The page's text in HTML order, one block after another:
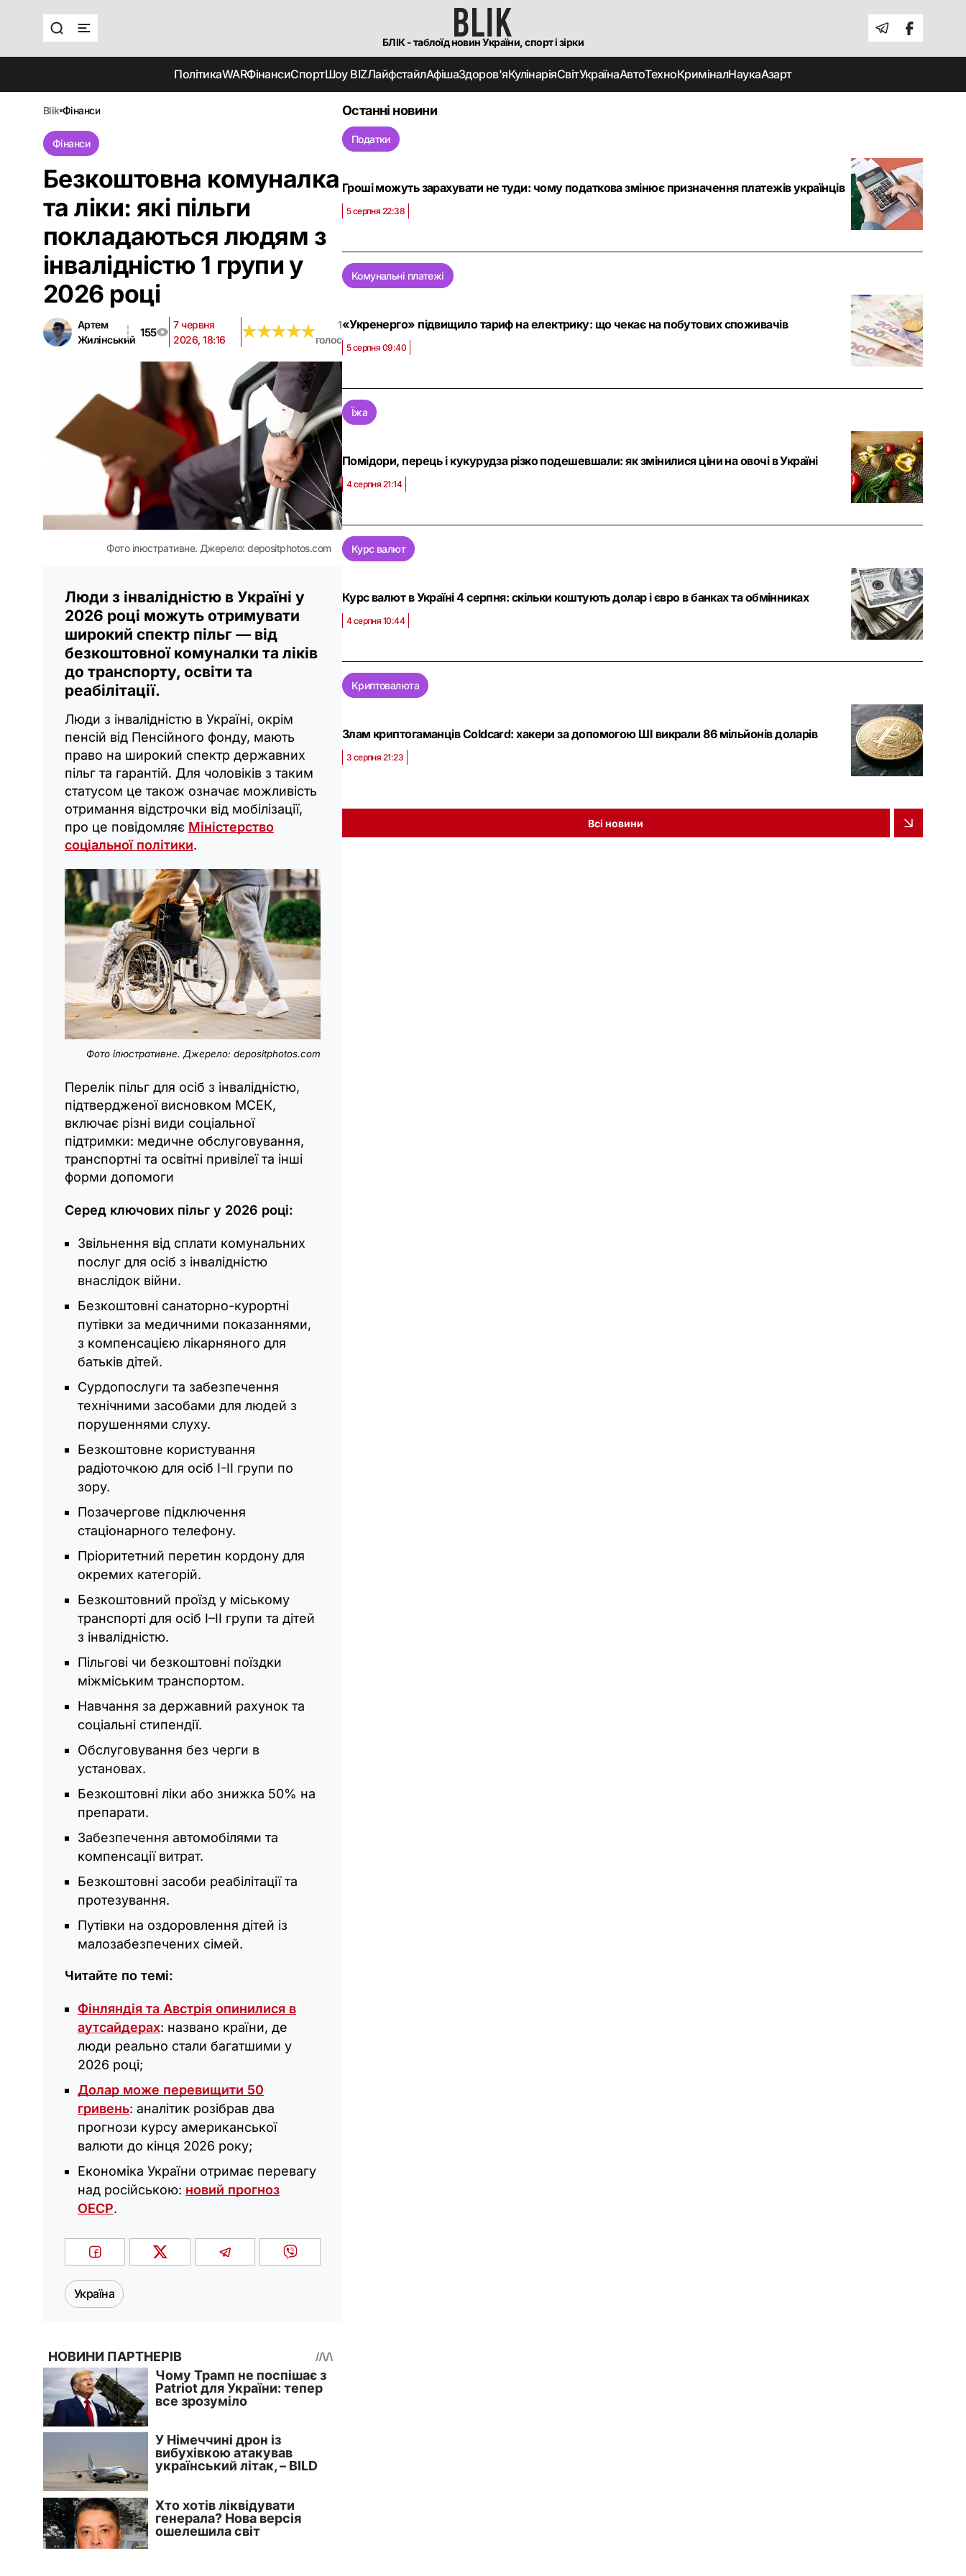
БЛІК - таблоїд новин України, спорт і зірки
ПолітикаWARФінансиСпортШоу BIZЛайфстайлАфішаЗдоров'яКулінаріяСвітУкраїнаАвтоТехноКриміналНаукаАзарт
blik фінанси
Фінанси
Безкоштовна комуналка
та ліки: які пільги
покладаються людям з
інвалідністю 1 групи у
2026 році
Артем
Жилінський
155
7 червня
2026, 18:16
★★★★★
★★★★★
1
голос
Фото ілюстративне. Джерело: depositphotos.com
Люди з інвалідністю в Україні у
2026 році можуть отримувати
широкий спектр пільг — від
безкоштовної комуналки та ліків
до транспорту, освіти та
реабілітації.
Люди з інвалідністю в Україні, окрім
пенсій від Пенсійного фонду, мають
право на широкий спектр державних
пільг та гарантій. Для чоловіків з таким
статусом це також означає можливість
отримання відстрочки від мобілізації,
про це повідомляє Міністерство
соціальної політики.
Фото ілюстративне. Джерело: depositphotos.com
Перелік пільг для осіб з інвалідністю,
підтвердженої висновком МСЕК,
включає різні види соціальної
підтримки: медичне обслуговування,
транспортні та освітні привілеї та інші
форми допомоги
Серед ключових пільг у 2026 році:
Звільнення від сплати комунальних
послуг для осіб з інвалідністю
внаслідок війни.
Безкоштовні санаторно-курортні
путівки за медичними показаннями,
з компенсацією лікарняного для
батьків дітей.
Сурдопослуги та забезпечення
технічними засобами для людей з
порушеннями слуху.
Безкоштовне користування
радіоточкою для осіб І-ІІ групи по
зору.
Позачергове підключення
стаціонарного телефону.
Пріоритетний перетин кордону для
окремих категорій.
Безкоштовний проїзд у міському
транспорті для осіб І–ІІ групи та дітей
з інвалідністю.
Пільгові чи безкоштовні поїздки
міжміським транспортом.
Навчання за державний рахунок та
соціальні стипендії.
Обслуговування без черги в
установах.
Безкоштовні ліки або знижка 50% на
препарати.
Забезпечення автомобілями та
компенсації витрат.
Безкоштовні засоби реабілітації та
протезування.
Путівки на оздоровлення дітей із
малозабезпечених сімей.
Читайте по темі:
Фінляндія та Австрія опинилися в
аутсайдерах: названо країни, де
люди реально стали багатшими у
2026 році;
Долар може перевищити 50
гривень: аналітик розібрав два
прогнози курсу американської
валюти до кінця 2026 року;
Економіка України отримає перевагу
над російською: новий прогноз
ОЕСР.
Україна
Останні новини
Податки
Гроші можуть зарахувати не туди: чому податкова змінює призначення платежів українців
5 серпня 22:38
Комунальні платежі
«Укренерго» підвищило тариф на електрику: що чекає на побутових споживачів
5 серпня 09:40
Їжа
Помідори, перець і кукурудза різко подешевшали: як змінилися ціни на овочі в Україні
4 серпня 21:14
Курс валют
Курс валют в Україні 4 серпня: скільки коштують долар і євро в банках та обмінниках
4 серпня 10:44
Криптовалюта
Злам криптогаманців Coldcard: хакери за допомогою ШІ викрали 86 мільйонів доларів
3 серпня 21:23
Всі новини